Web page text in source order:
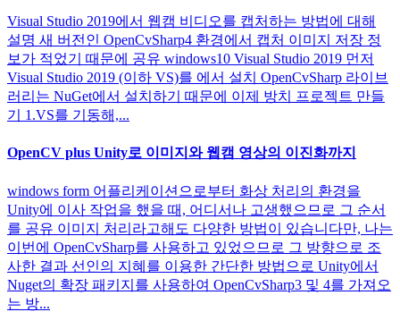
Visual Studio 2019에서 웹캠 비디오를 캡처하는 방법에 대해
설명 새 버전인 OpenCvSharp4 환경에서 캡처 이미지 저장 정
보가 적었기 때문에 공유 windows10 Visual Studio 2019 먼저
Visual Studio 2019 (이하 VS)를 에서 설치 OpenCvSharp 라이브
러리는 NuGet에서 설치하기 때문에 이제 방치 프로젝트 만들
기 1.VS를 기동해,...
OpenCV plus Unity로 이미지와 웹캠 영상의 이진화까지
windows form 어플리케이션으로부터 화상 처리의 환경을
Unity에 이사 작업을 했을 때, 어디서나 고생했으므로 그 순서
를 공유 이미지 처리라고해도 다양한 방법이 있습니다만, 나는
이번에 OpenCvSharp를 사용하고 있었으므로 그 방향으로 조
사한 결과 선인의 지혜를 이용한 간단한 방법으로 Unity에서
Nuget의 확장 패키지를 사용하여 OpenCvSharp3 및 4를 가져오
는 방...